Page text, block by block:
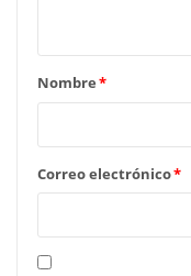
Nombre*
Correo electrónico*